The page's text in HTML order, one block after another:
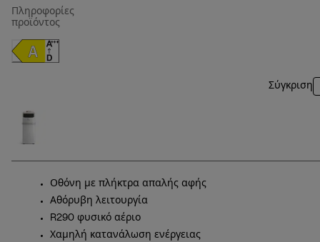
Πληροφορίες
προϊόντος
Σύγκριση
Οθόνη με πλήκτρα απαλής αφής
Αθόρυβη λειτουργία
R290 φυσικό αέριο
Χαμηλή κατανάλωση ενέργειας